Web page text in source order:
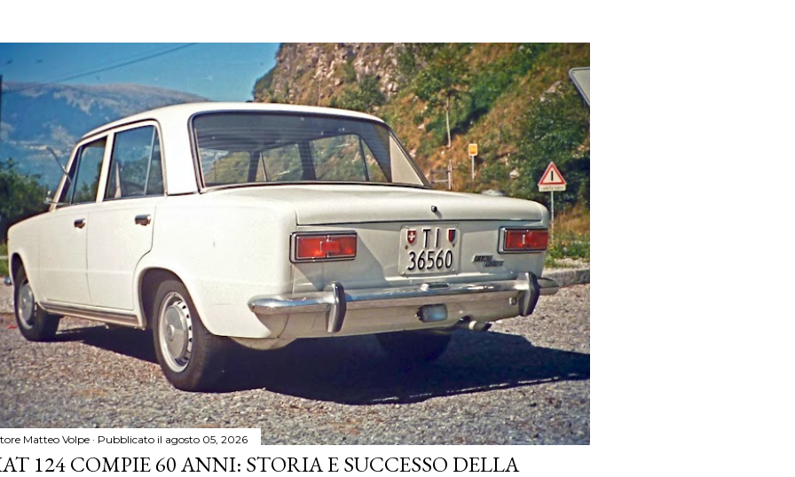
Matteo Volpe Pubblicato il agosto 05, 2026
124 COMPIE 60 ANNI: STORIA E SUCCESSO DELLA